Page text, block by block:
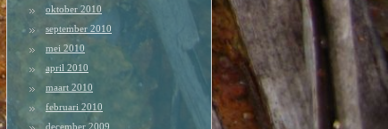
oktober 2010
september 2010
mei 2010
april 2010
maart 2010
februari 2010
december 2009